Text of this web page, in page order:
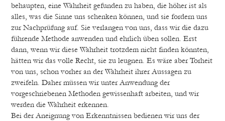
behaupten, eine Wahrheit gefunden zu haben, die höher ist als
alles, was die Sinne uns schenken können, und sie fordern uns
zur Nachprüfung auf. Sie verlangen von uns, dass wir die dazu
führende Methode anwenden und ehrlich üben sollen. Erst
dann, wenn wir diese Wahrheit trotzdem nicht finden könnten,
hätten wir das volle Recht, sie zu leugnen. Es wäre aber Torheit
von uns, schon vorher an der Wahrheit ihrer Aussagen zu
zweifeln. Daher müssen wir unter Anwendung der
vorgeschriebenen Methoden gewissenhaft arbeiten, und wir
werden die Wahrheit erkennen.
Bei der Aneignung von Erkenntnissen bedienen wir uns der